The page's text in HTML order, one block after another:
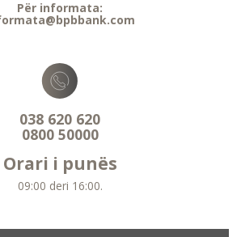
Për informata:
038 620 620
0800 50000
Orari i punës
09:00 deri 16:00.